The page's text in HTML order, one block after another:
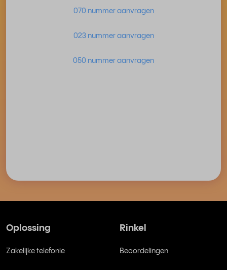
070 nummer aanvragen
023 nummer aanvragen
050 nummer aanvragen
Oplossing
Zakelijke telefonie
Rinkel
Beoordelingen